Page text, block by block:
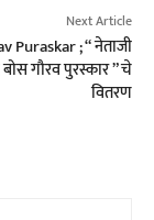
Next Article
Puraskar ; “ नेताजी
गौरव पुरस्कार ” चे
वितरण